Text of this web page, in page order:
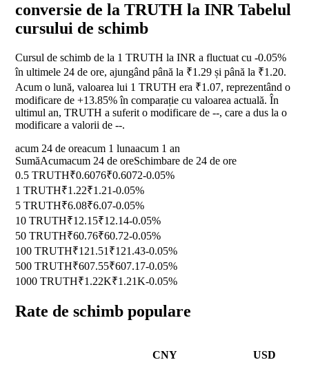
conversie de la TRUTH la INR Tabelul
cursului de schimb
Cursul de schimb de la 1 TRUTH la INR a fluctuat cu -0.05%
în ultimele 24 de ore, ajungând până la ₹1.29 și până la ₹1.20.
Acum o lună, valoarea lui 1 TRUTH era ₹1.07, reprezentând o
modificare de +13.85%în comparație cu valoarea actuală. În
ultimul an, TRUTH a suferit o modificare de --, care a dus la o
modificare a valorii de --.
acum 24 de oreacum 1 lunaacum 1 an
SumăAcumacum 24 de oreSchimbare de 24 de ore
0.5 TRUTH₹0.6076₹0.6072-0.05%
1 TRUTH₹1.22₹1.21-0.05%
5 TRUTH₹6.08₹6.07-0.05%
10 TRUTH₹12.15₹12.14-0.05%
50 TRUTH₹60.76₹60.72-0.05%
100 TRUTH₹121.51 ₹121.43-0.05%
500 TRUTH₹607.55₹607.17-0.05%
1000 TRUTH₹1.22K₹1.21K-0.05%
Rate de schimb populare
CNY USD